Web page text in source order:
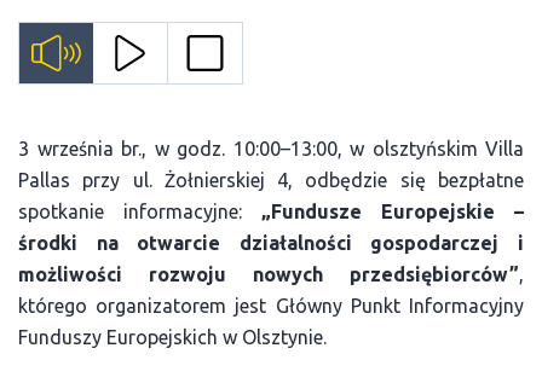
3 września br., w godz. 10:00–13:00, w olsztyńskim Villa
Pallas przy ul. Żołnierskiej 4, odbędzie się bezpłatne
spotkanie informacyjne: „Fundusze Europejskie –
środki na otwarcie działalności gospodarczej i
możliwości rozwoju nowych przedsiębiorców”,
którego organizatorem jest Główny Punkt Informacyjny
Funduszy Europejskich w Olsztynie.